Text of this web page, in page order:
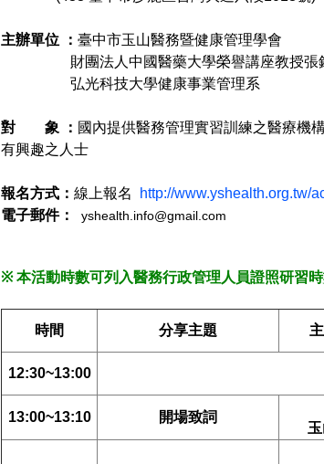
主辦單位 ： 臺中市玉山醫務暨健康管理學會
財團法人中國醫藥大學榮譽講座教授張
弘光科技大學健康事業管理系
對 象 ： 國內提供醫務管理實習訓練之醫療機
有興趣之人士
報名方式 ： 線上報名 http://www.yshealth.org.tw/
電子郵件：
yshealth.info@gmail.com
※ 本活動時數可列入醫務行政管理人員證照研習
時間 分享主題
12:30~13:00
13:00~13:10 開場致詞